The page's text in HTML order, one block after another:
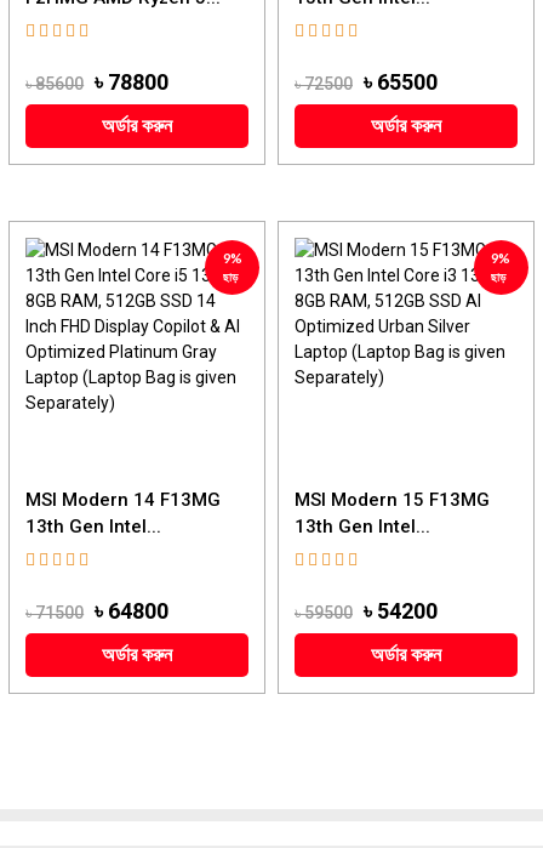
৳ 85600 ৳ 78800
অর্ডার করুন
৳ 72500 ৳ 65500
অর্ডার করুন
9%
ছাড়
MSI Modern 14 F13MG
13th Gen Intel...
৳ 71500 ৳ 64800
অর্ডার করুন
9%
ছাড়
MSI Modern 15 F13MG
13th Gen Intel...
৳ 59500 ৳ 54200
অর্ডার করুন